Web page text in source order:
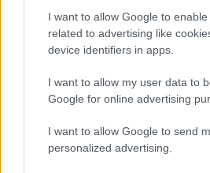
I want to allow Google to
related to advertising like
device identifiers in apps.
I want to allow my user data to
Google for online advertising
I want to allow Google to send
personalized advertising.
14 éve
egyszer az öreganyjának
kedvelem :) viszont csak most